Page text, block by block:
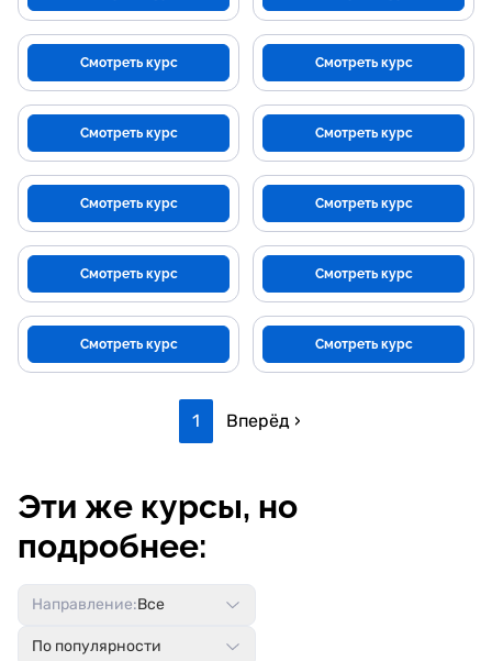
Смотреть курс Смотреть курс
Смотреть курс Смотреть курс
Смотреть курс Смотреть курс
Смотреть курс Смотреть курс
Смотреть курс Смотреть курс
1 Вперёд ›
Эти же курсы, но
подробнее:
Направление:Все
По популярности